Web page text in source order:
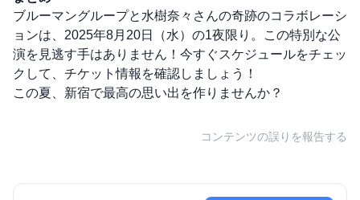
ブルーマングループと水樹奈々さんの奇跡のコラボレーシ
ョンは、2025年8月20日（水）の1夜限り。この特別な公
演を見逃す手はありません！今すぐスケジュールをチェッ
クして、チケット情報を確認しましょう！
この夏、新宿で最高の思い出を作りませんか？
コンテンツの誤りを報告する